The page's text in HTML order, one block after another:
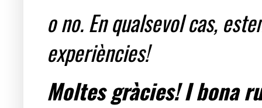
o no. En qualsevol cas,
experiències!
Moltes gràcies! I bona